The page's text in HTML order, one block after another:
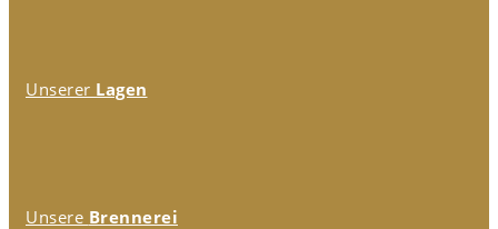
Unserer Lagen
Unsere Brennerei